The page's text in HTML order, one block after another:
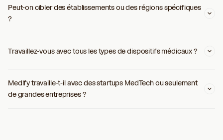
Peut-on cibler des établissements ou des régions spécifiques
?
Travaillez-vous avec tous les types de dispositifs médicaux ?
Medify travaille-t-il avec des startups MedTech ou seulement
de grandes entreprises ?